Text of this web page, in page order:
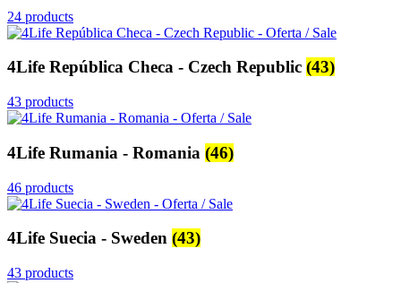
24 products
4Life República Checa - Czech Republic (43)
43 products
4Life Rumania - Romania (46)
46 products
4Life Suecia - Sweden (43)
43 products